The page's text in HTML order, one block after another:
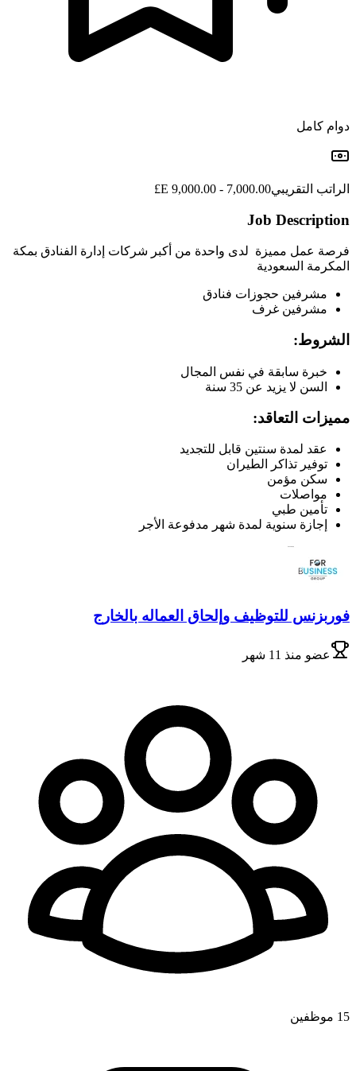
دوام كامل
الراتب التقريبي7,000.00 - 9,000.00 E£
Job Description
فرصة عمل مميزة لدى واحدة من أكبر شركات إدارة الفنادق بمكة
المكرمة السعودية
مشرفين حجوزات فنادق
مشرفين غرف
الشروط:
خبرة سابقة في نفس المجال
السن لا يزيد عن 35 سنة
مميزات التعاقد:
عقد لمدة سنتين قابل للتجديد
توفير تذاكر الطيران
سكن مؤمن
مواصلات
تأمين طبي
إجازة سنوية لمدة شهر مدفوعة الأجر
فوربزنس للتوظيف وإلحاق العماله بالخارج
عضو منذ 11 شهر
15 موظفين